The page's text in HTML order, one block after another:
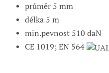
průměr 5 mm
délka 5 m
min.pevnost 510 daN
CE 1019; EN 564